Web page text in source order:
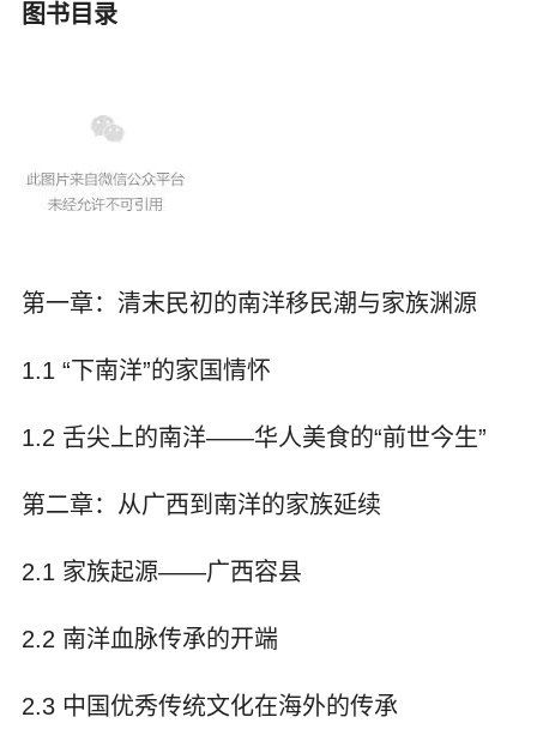
图书目录
第一章：清末民初的南洋移民潮与家族渊源
1.1 “下南洋”的家国情怀
1.2 舌尖上的南洋——华人美食的“前世今生”
第二章：从广西到南洋的家族延续
2.1 家族起源——广西容县
2.2 南洋血脉传承的开端
2.3 中国优秀传统文化在海外的传承